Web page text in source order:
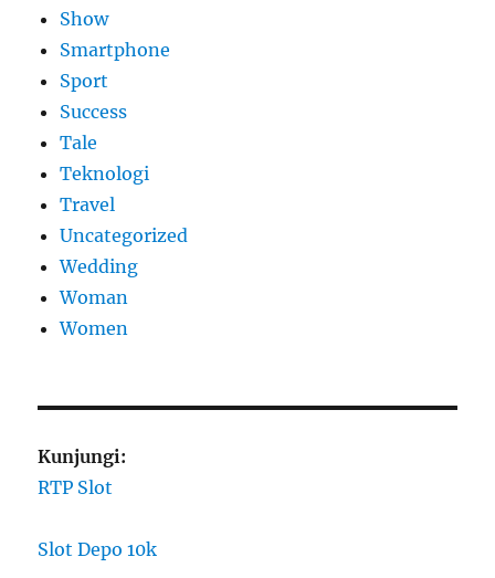
Show
Smartphone
Sport
Success
Tale
Teknologi
Travel
Uncategorized
Wedding
Woman
Women
Kunjungi:
RTP Slot
Slot Depo 10k